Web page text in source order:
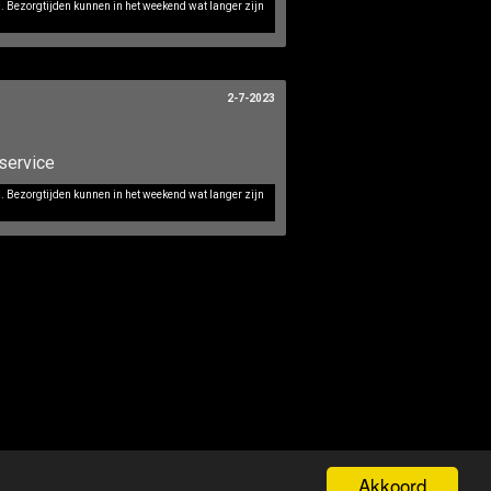
Akkoord
Bezorgtijden kunnen in het weekend wat langer zijn
Bezorgtijden kunnen in het weekend wat langer zijn
2-7-2023